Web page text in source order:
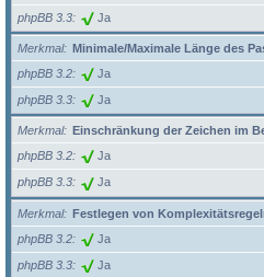
phpBB 3.3 Ja
Merkmal
Minimale/Maximale Länge des
phpBB 3.2
Ja
phpBB 3.3 Ja
Merkmal
Einschränkung der Zeichen im
phpBB 3.2
Ja
phpBB 3.3 Ja
Merkmal
Festlegen von
phpBB 3.2
Ja
phpBB 3.3 Ja